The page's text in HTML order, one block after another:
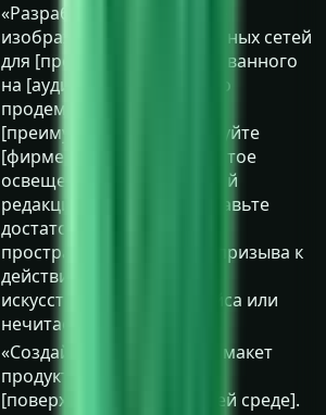
«Разработайте рекламное
изображение для социальных сетей
для [продукта], ориентированного
на [аудиторию]. Визуально
продемонстрируйте
[преимущество]. Используйте
[фирменную палитру], чистое
освещение и премиальный
редакционный стиль. Оставьте
достаточно свободного
пространства для текста призыва к
действию. Избегайте
искусственного интерфейса или
нечитаемых надписей».
«Создайте реалистичный макет
продукта [продукт] на
[поверхности/окружающей среде].